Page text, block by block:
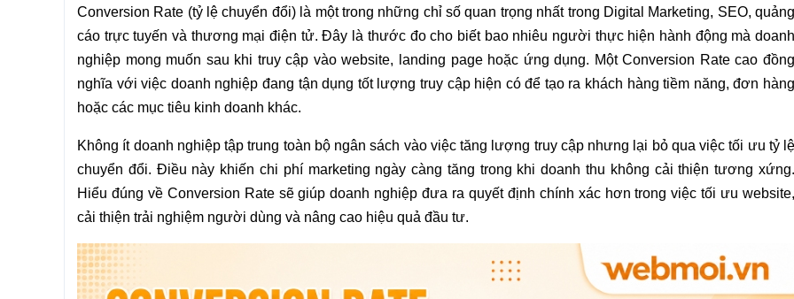
Conversion Rate (tỷ lệ chuyển đổi) là một trong những chỉ số quan trọng nhất trong Digital Marketing, SEO, quảng
cáo trực tuyến và thương mại điện tử. Đây là thước đo cho biết bao nhiêu người thực hiện hành động mà doanh
nghiệp mong muốn sau khi truy cập vào website, landing page hoặc ứng dụng. Một Conversion Rate cao đồng
nghĩa với việc doanh nghiệp đang tận dụng tốt lượng truy cập hiện có để tạo ra khách hàng tiềm năng, đơn hàng
hoặc các mục tiêu kinh doanh khác.
Không ít doanh nghiệp tập trung toàn bộ ngân sách vào việc tăng lượng truy cập nhưng lại bỏ qua việc tối ưu tỷ lệ
chuyển đổi. Điều này khiến chi phí marketing ngày càng tăng trong khi doanh thu không cải thiện tương xứng.
Hiểu đúng về Conversion Rate sẽ giúp doanh nghiệp đưa ra quyết định chính xác hơn trong việc tối ưu website,
cải thiện trải nghiệm người dùng và nâng cao hiệu quả đầu tư.